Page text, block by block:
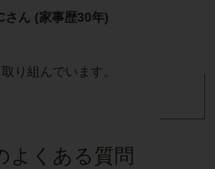
さん (家事歴30年)
り組んでいます。
よくある質問